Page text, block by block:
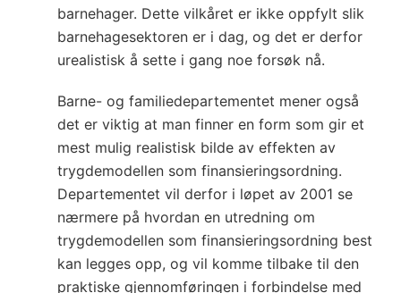
barnehager. Dette vilkåret er ikke oppfylt slik
barnehagesektoren er i dag, og det er derfor
urealistisk å sette i gang noe forsøk nå.
Barne- og familiedepartementet mener også
det er viktig at man finner en form som gir et
mest mulig realistisk bilde av effekten av
trygdemodellen som finansieringsordning.
Departementet vil derfor i løpet av 2001 se
nærmere på hvordan en utredning om
trygdemodellen som finansieringsordning best
kan legges opp, og vil komme tilbake til den
praktiske gjennomføringen i forbindelse med